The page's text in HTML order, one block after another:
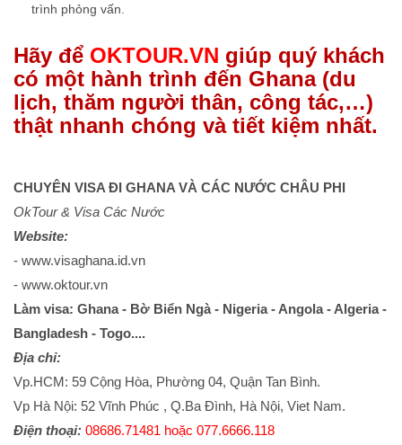
trình phỏng vấn.
Hãy để OKTOUR.VN giúp quý khách
có một hành trình đến Ghana (du
lịch, thăm người thân, công tác,…)
thật nhanh chóng và tiết kiệm nhất.
CHUYÊN VISA ĐI GHANA VÀ CÁC NƯỚC CHÂU PHI
OkTour & Visa Các Nước
Website:
- www.visaghana.id.vn
- www.oktour.vn
Làm visa: Ghana - Bờ Biển Ngà - Nigeria - Angola - Algeria -
Bangladesh - Togo....
Địa chỉ:
Vp.HCM: 59 Cộng Hòa, Phường 04, Quận Tan Bình.
Vp Hà Nội: 52 Vĩnh Phúc , Q.Ba Đình, Hà Nội, Viet Nam.
Điện thoại: 08686.71481 hoặc 077.6666.118